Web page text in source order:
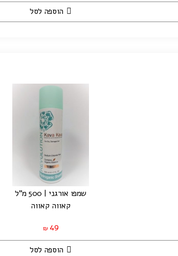
הוספה לסל
שמפו אורגני | 500 מ"ל
קאווה קאווה
₪ 49
הוספה לסל